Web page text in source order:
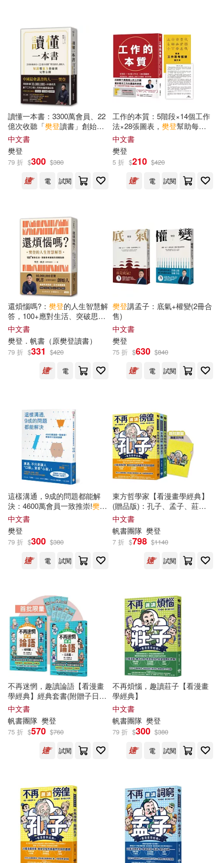
錢靖(1)
黃振祥(1)
（美）斯蒂芬·P.羅賓斯(1)
（美）菲利普·L.亨塞克(1)
（美）金伯莉·布雷恩(1)
人民郵電出版社(5) 先覺(5)
三采(4) 台海出版社(4)
機械工業出版社(4)
采實文化(4)
金尉(3)
南方出版社(2) 台灣東販(2)
同心出版社(2)
天津人民出版社(1)
海南出版社(1) 科學出版社(1)
高等教育出版社(1)
可港澳店取(80)
可新加坡店取(80)
可菲律賓店取(80)
電子書
適合手機平板閱讀(12)
免費電子書(1)
其他 (可複選)
現在可購買商品(101)
作者/演唱/譯/編/繪(134)
-
讀懂一本書：3300萬會員、22
億次收聽「樊登讀書」創始人
知識變能力的祕密完整公開
中文書
樊登
79 折 $300 $380
電
試閱
工作的本質：5階段×14個工作
法×28張圖表， 樊登幫助每一
個職場人突破工作難關、解決
問題(隨書送
隨行本、親筆專屬信)
中文書
樊登
5 折 $210 $420
電
試閱
還煩惱嗎?： 樊登的人生智慧解
答，100+應對生活、突破思考
困局的清醒指南
中文書
樊登 ．帆書（原樊登讀書）
79 折 $331 $420
電
樊登講孟子：底氣+權變(2冊合
售)
中文書
樊登
75 折 $630 $840
電
試閱
這樣溝通，9成的問題都能解
決：4600萬會員一致推崇!樊登
的10堂表達課
中文書
樊登
79 折 $300 $380
電
試閱
東方哲學家【看漫畫學經典】
(贈品版)：孔子、孟子、莊子
輕鬆讀【限量贈漫畫文件夾】
(全套三本)
中文書
帆書團隊 樊登
7 折 $798 $1140
試閱
不再迷惘，趣讀論語【看漫畫
學經典】經典套書(附贈子日書
籤組)
中文書
帆書團隊 樊登
75 折 $570 $760
試閱
不再煩惱，趣讀莊子【看漫畫
學經典】
中文書
帆書團隊 樊登
79 折 $300 $380
電
試閱